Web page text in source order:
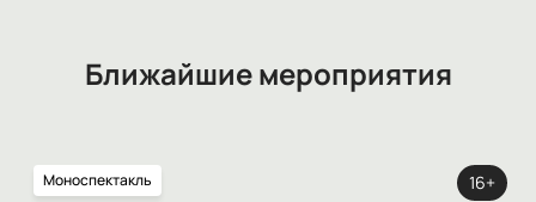
Ближайшие мероприятия
Моноспектакль
16+